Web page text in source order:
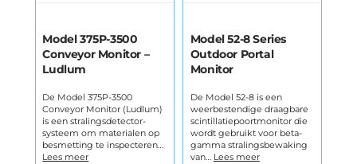
Model 375P-3500
Conveyor Monitor –
Ludlum
De Model 375P-3500
Conveyor Monitor (Ludlum)
is een stralingsdetector-
systeem om materialen op
besmetting te inspecteren…
Lees meer
Model 52-8 Series
Outdoor Portal
Monitor
De Model 52-8 is een
weerbestendige draagbare
scintillatiepoortmonitor die
wordt gebruikt voor beta-
gamma stralingsbewaking
van… Lees meer